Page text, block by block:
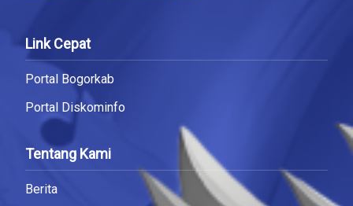
Link Cepat
Portal Bogorkab
Portal Diskominfo
Tentang Kami
Berita